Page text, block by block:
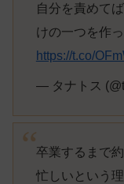
自分を責めて
けの一つを作
https://t.co/
— タナトス
卒業するまで
忙しいという